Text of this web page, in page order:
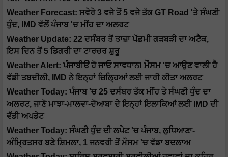
Weather Forecast: ਸਵੇਰੇ 3 ਵਜੇ ਤੋਂ 5 ਵਜੇ ਤੱਕ GT Road 'ਤੇ ਸੰਘਣੀ
ਧੁੰਦ, IMD ਵੱਲੋਂ ਪੰਜਾਬ 'ਚ ਮੀਂਹ ਦਾ ਅਲਰਟ
Weather Update: 22 ਦਸੰਬਰ ਤੋਂ ਤਾਜ਼ਾ ਪੱਛਮੀ ਗੜਬੜੀ ਦਾ ਅਟੈਕ,
ਇਸ ਦਿਨ ਤੋਂ 5 ਡਿਗਰੀ ਦਾ ਟਾਰਚਰ ਸ਼ੁਰੂ
Weather Alert: ਪੰਜਾਬੀਓਂ ਹੋ ਜਾਓ ਸਾਵਧਾਨ! ਮੌਸਮ 'ਚ ਆਉਣ ਵਾਲੀ ਹੈ
ਵੱਡੀ ਤਬਦੀਲੀ, IMD ਨੇ ਇਨ੍ਹਾਂ ਜ਼ਿਲ੍ਹਿਆਂ ਲਈ ਜਾਰੀ ਕੀਤਾ ਅਲਰਟ
Weather Today: ਪੰਜਾਬ 'ਚ 25 ਦਸੰਬਰ ਤੱਕ ਮੀਂਹ ਤੇ ਸੰਘਣੀ ਧੁੰਦ ਦਾ
ਅਲਰਟ, ਜਾਣੋ ਮਾਝਾ-ਮਾਲਵਾ-ਦੋਆਬਾ ਦੇ ਇਨ੍ਹਾਂ ਇਲਾਕਿਆਂ ਲਈ IMD ਦੀ
ਵੱਡੀ ਅਪਡੇਟ
Weather Today: ਸੰਘਣੀ ਧੁੰਦ ਦੀ ਲਪੇਟ 'ਚ ਪੰਜਾਬ, ਲੁਧਿਆਣਾ-
ਅੰਮ੍ਰਿਤਸਰ ਬਣੇ ਸ਼ਿਮਲਾ, 1 ਜਨਵਰੀ ਤੋਂ ਮੌਸਮ 'ਚ ਵੱਡਾ ਬਦਲਾਅ